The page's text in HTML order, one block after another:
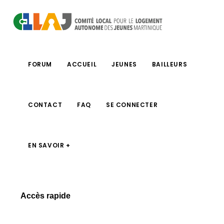
FORUM ACCUEIL JEUNES BAILLEURS
CONTACT FAQ SE CONNECTER
EN SAVOIR +
Accès rapide